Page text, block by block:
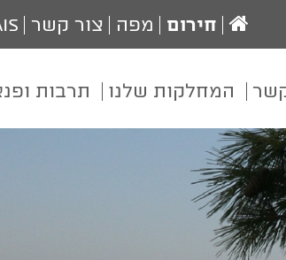
עמוד
הבית
חירום מפה צור קשר
המחלקות שלנו תרבות